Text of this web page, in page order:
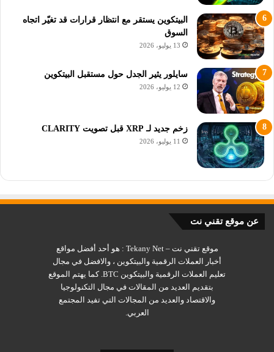
ولكن عادت الشركة لبيع العملة مرة أخرى بتاريخ
ما يعني أن الشركة تحقق فائدة من وراء ارتفاع وانخفاض سعر
كما أن الشركة اظهرت انها تستثمر في العديد من العملات الرقمية
الاخرى وفقاً للاحصائيات المرفقة في الصورة أدناه:
البيتكوين يستقر مع انتظار قرارات قد تغيّر اتجاه
السوق
13 يوليو، 2026
سايلور يثير الجدل حول مستقبل البيتكوين
12 يوليو، 2026
زخم جديد لـ XRP قبل تصويت CLARITY
11 يوليو، 2026
عن موقع تقني نت
موقع تقني نت – Tekany Net : هو أحد أفضل مواقع
أخبار العملات الرقمية والبيتكوين ، والافضل في مجال
تعليم العملات الرقمية والبيتكوين BTC. كما يهتم الموقع
بتقديم العديد من المقالات في مجال التكنولوجيا
والاقتصاد والعديد من المجالات التي تفيد المجتمع
العربي.